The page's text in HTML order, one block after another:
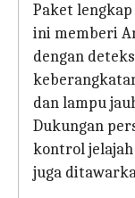
Paket
ini memberi
dengan
dan lampu
Dukungan
kontrol
juga